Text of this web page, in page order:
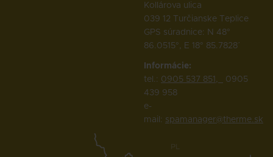
Kollárova ulica
039 12 Turčianske Teplice
GPS súradnice: N 48°
86.0515°, E 18° 85.7828΄
Informácie:
tel.: 0905 537 851,
0905
439 958
e-
mail: spamanager@therme.sk